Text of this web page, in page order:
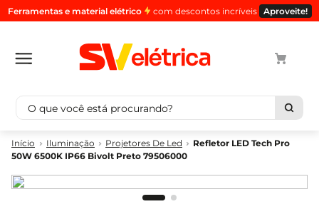
Ferramentas e material elétrico com descontos incríveis Aproveite!
O que você está procurando?
Iluminação Projetores De Led
Refletor LED Tech Pro
50W 6500K IP66 Bivolt Preto 79506000
Termos mais buscados
2º
luminaria